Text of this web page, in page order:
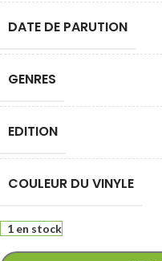
DATE DE PARUTION
GENRES
EDITION
COULEUR DU VINYLE
1 en stock